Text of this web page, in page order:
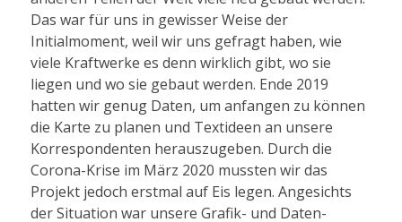
Das war für uns in gewisser Weise der
Initialmoment, weil wir uns gefragt haben, wie
viele Kraftwerke es denn wirklich gibt, wo sie
liegen und wo sie gebaut werden. Ende 2019
hatten wir genug Daten, um anfangen zu können
die Karte zu planen und Textideen an unsere
Korrespondenten herauszugeben. Durch die
Corona-Krise im März 2020 mussten wir das
Projekt jedoch erstmal auf Eis legen. Angesichts
der Situation war unsere Grafik- und Daten-